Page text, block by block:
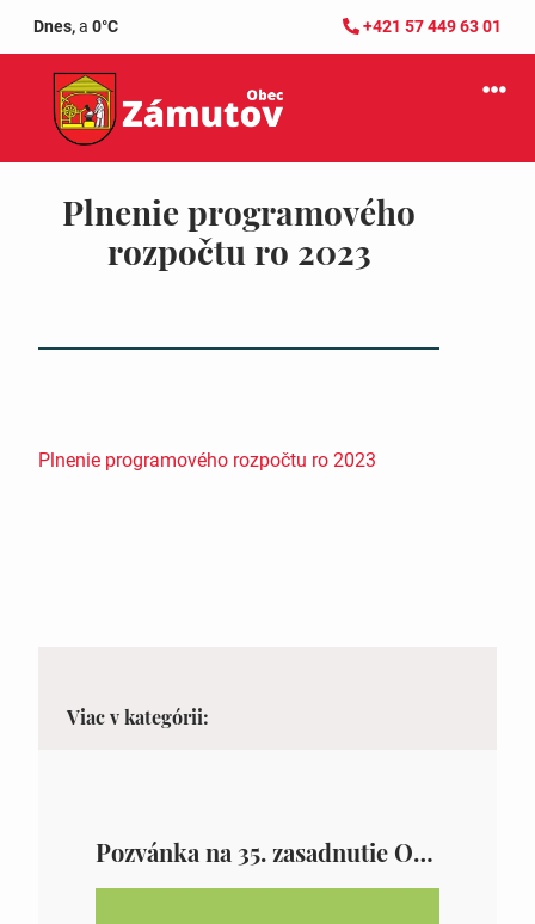
Dnes,a 0°C +421 57 449 63 01
Plnenie programového
rozpočtu ro 2023
Plnenie programového rozpočtu ro 2023
Viac v kategórii:
Pozvánka na 35. zasadnutie OZ v Zámutove